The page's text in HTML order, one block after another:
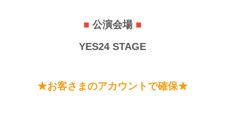
■ 公演会場 ■
YES24 STAGE
★お客さまのアカウントで確保★